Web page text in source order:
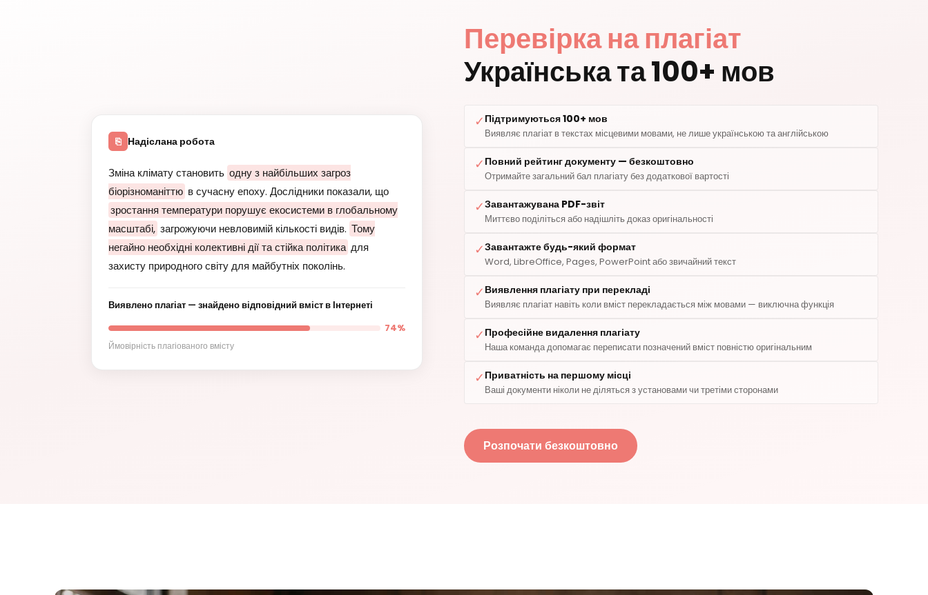
⎘ Надіслана робота
Зміна клімату становить одну з найбільших загроз
біорізноманіттю в сучасну епоху. Дослідники показали, що
зростання температури порушує екосистеми в глобальному
масштабі, загрожуючи невловимій кількості видів. Тому
негайно необхідні колективні дії та стійка політика для
захисту природного світу для майбутніх поколінь.
Виявлено плагіат — знайдено відповідний вміст в Інтернеті
74%
Ймовірність плагіованого вмісту
Перевірка на плагіат
Українська та 100+ мов
✓ Підтримуються 100+ мов
Виявляє плагіат в текстах місцевими мовами, не лише українською та англійською
✓ Повний рейтинг документу — безкоштовно
Отримайте загальний бал плагіату без додаткової вартості
✓Завантажувана PDF-звіт
Миттєво поділіться або надішліть доказ оригінальності
✓Завантажте будь-який формат
Word, LibreOffice, Pages, PowerPoint або звичайний текст
✓ Виявлення плагіату при перекладі
Виявляє плагіат навіть коли вміст перекладається між мовами — виключна функція
✓ Професійне видалення плагіату
Наша команда допомагає переписати позначений вміст повністю оригінальним
✓ Приватність на першому місці
Ваші документи ніколи не діляться з установами чи третіми сторонами
Розпочати безкоштовно